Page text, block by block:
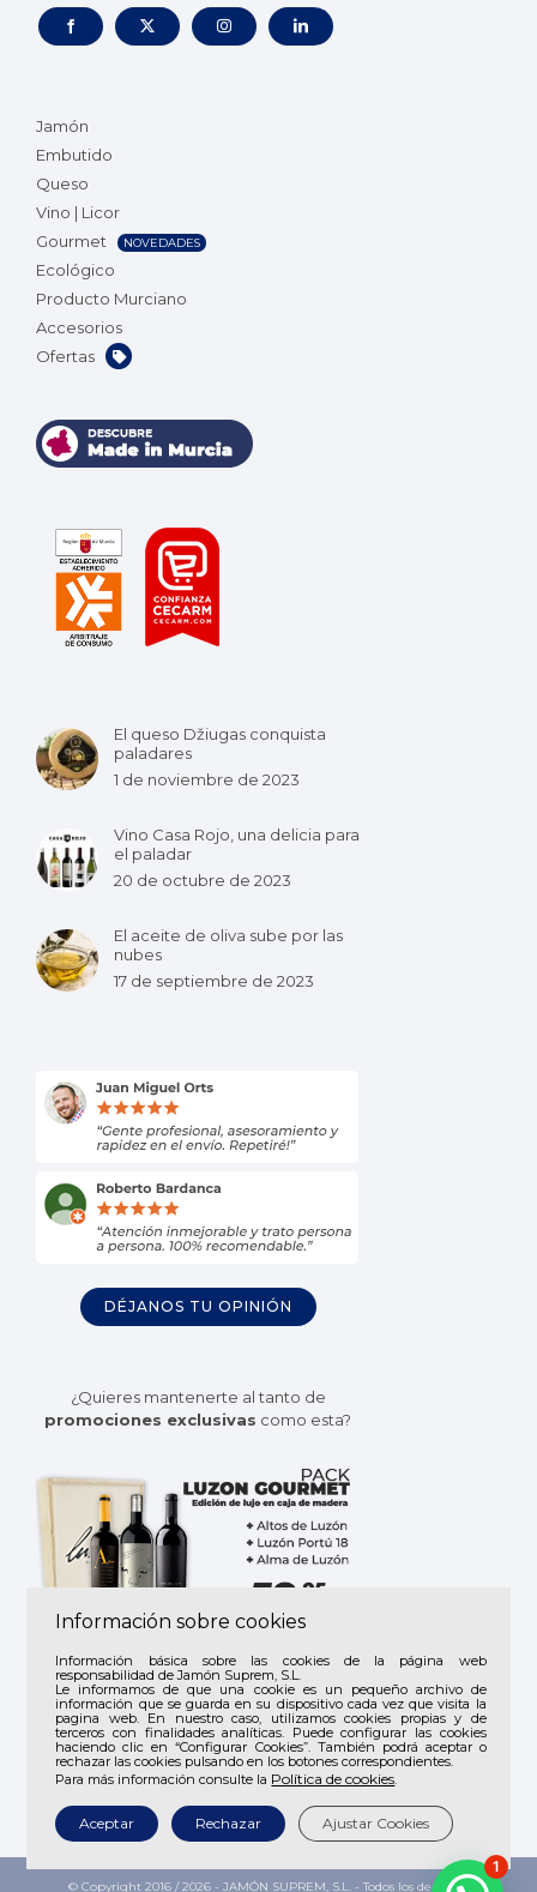
Jamón
Embutido
Queso
Vino | Licor
Gourmet
NOVEDADES
Ecológico
Producto Murciano
Accesorios
Ofertas
El queso Džiugas conquista
paladares
1 de noviembre de 2023
Vino Casa Rojo, una delicia para
el paladar
20 de octubre de 2023
El aceite de oliva sube por las
nubes
17 de septiembre de 2023
DÉJANOS TU OPINIÓN
¿Quieres mantenerte al tanto de
promociones exclusivas como esta?
Suscríbete a Jamón Suprem
y recibe
todas nuestrasofertasynovedades
© Copyright 2016 /2026 - JAMÓN SUPREM, S.L. - Todos los derechos
Información sobre cookies
Información básica sobre las cookies de la página web
responsabilidad de Jamón Suprem, S.L.
Le informamos de que una cookie es un pequeño archivo de
información que se guarda en su dispositivo cada vez que visita la
pagina web. En nuestro caso, utilizamos cookies propias y de
terceros con finalidades analíticas. Puede configurar las cookies
haciendo clic en “Configurar Cookies”. También podrá aceptar o
rechazar las cookies pulsando en los botones correspondientes.
Para más información consulte la Política de cookies.
Aceptar Rechazar Ajustar Cookies
1